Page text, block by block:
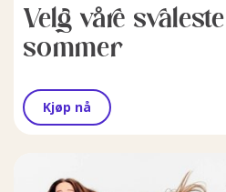
Velg våre
sommer
Kjøp nå